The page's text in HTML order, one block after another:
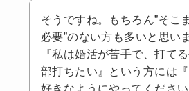
そうですね。もちろん”そこ
必要”のない方も多いと思い
『私は婚活が苦手で、打て
部打ちたい』という方には
好きなようにやってくださ